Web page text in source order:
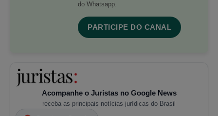
do Whatsapp.
PARTICIPE DO CANAL
Acompanhe o Juristas no Google News
receba as principais notícias jurídicas do Brasil